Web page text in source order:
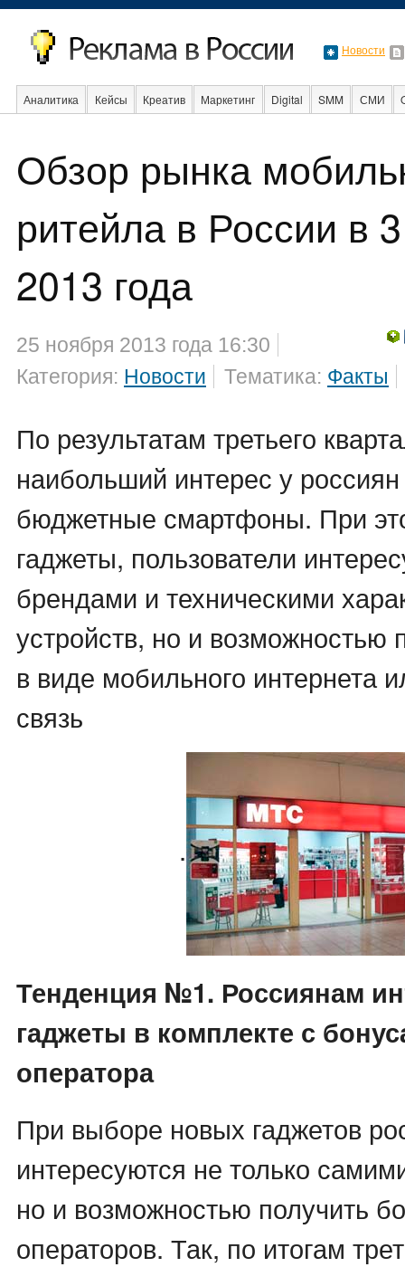
Новости
Аналитика Кейсы Креатив Маркетинг Digital SMM СМИ
Обзор рынка
ритейла в России в
2013 года
25 ноября 2013 года 16:30
Категория: Новости Тематика: Факты
По результатам третьего
наибольший интерес у
бюджетные смартфоны. При
гаджеты, пользователи
брендами и техническими
устройств, но и возможностью
в виде мобильного интернета
связь
.
Тенденция №1. Россиянам
гаджеты в комплекте с
оператора
При выборе новых гаджетов
интересуются не только
но и возможностью получить
операторов. Так, по итогам